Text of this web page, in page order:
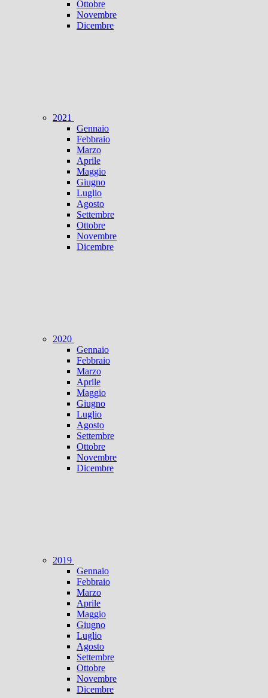
Ottobre
Novembre
Dicembre
2021
Gennaio
Febbraio
Marzo
Aprile
Maggio
Giugno
Luglio
Agosto
Settembre
Ottobre
Novembre
Dicembre
2020
Gennaio
Febbraio
Marzo
Aprile
Maggio
Giugno
Luglio
Agosto
Settembre
Ottobre
Novembre
Dicembre
2019
Gennaio
Febbraio
Marzo
Aprile
Maggio
Giugno
Luglio
Agosto
Settembre
Ottobre
Novembre
Dicembre